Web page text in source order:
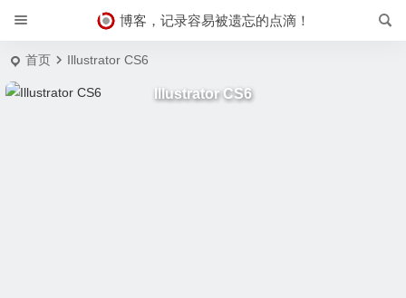
博客，记录容易被遗忘的点滴！
首页 Illustrator CS6
Illustrator CS6